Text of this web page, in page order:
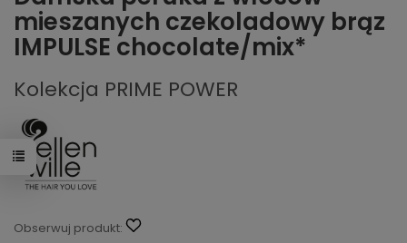
mieszanych czekoladowy brąz
IMPULSE chocolate/mix*
Kolekcja PRIME POWER
Obserwuj produkt: